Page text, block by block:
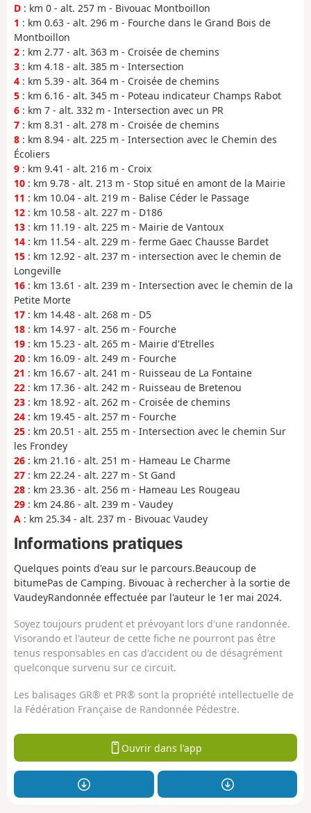
D : km 0 - alt. 257 m - Bivouac Montboillon
1 : km 0.63 - alt. 296 m - Fourche dans le Grand Bois de
Montboillon
2 : km 2.77 - alt. 363 m - Croisée de chemins
3 : km 4.18 - alt. 385 m - Intersection
4 : km 5.39 - alt. 364 m - Croisée de chemins
5 : km 6.16 - alt. 345 m - Poteau indicateur Champs Rabot
6 : km 7 - alt. 332 m - Intersection avec un PR
7 : km 8.31 - alt. 278 m - Croisée de chemins
8 : km 8.94 - alt. 225 m - Intersection avec le Chemin des
Écoliers
9 : km 9.41 - alt. 216 m - Croix
10 : km 9.78 - alt. 213 m - Stop situé en amont de la Mairie
11 : km 10.04 - alt. 219 m - Balise Céder le Passage
12 : km 10.58 - alt. 227 m - D186
13 : km 11.19 - alt. 225 m - Mairie de Vantoux
14 : km 11.54 - alt. 229 m - ferme Gaec Chausse Bardet
15 : km 12.92 - alt. 237 m - intersection avec le chemin de
Longeville
16 : km 13.61 - alt. 239 m - Intersection avec le chemin de la
Petite Morte
17 : km 14.48 - alt. 268 m - D5
18 : km 14.97 - alt. 256 m - Fourche
19 : km 15.23 - alt. 265 m - Mairie d'Etrelles
20 : km 16.09 - alt. 249 m - Fourche
21 : km 16.67 - alt. 241 m - Ruisseau de La Fontaine
22 : km 17.36 - alt. 242 m - Ruisseau de Bretenou
23 : km 18.92 - alt. 262 m - Croisée de chemins
24 : km 19.45 - alt. 257 m - Fourche
25 : km 20.51 - alt. 255 m - Intersection avec le chemin Sur
les Frondey
26 : km 21.16 - alt. 251 m - Hameau Le Charme
27 : km 22.24 - alt. 227 m - St Gand
28 : km 23.36 - alt. 256 m - Hameau Les Rougeau
29 : km 24.86 - alt. 239 m - Vaudey
A : km 25.34 - alt. 237 m - Bivouac Vaudey
Informations pratiques
Quelques points d'eau sur le parcours.Beaucoup de
bitumePas de Camping. Bivouac à rechercher à la sortie de
VaudeyRandonnée effectuée par l'auteur le 1er mai 2024.
Soyez toujours prudent et prévoyant lors d'une randonnée.
Visorando et l'auteur de cette fiche ne pourront pas être
tenus responsables en cas d'accident ou de désagrément
quelconque survenu sur ce circuit.
Les balisages GR® et PR® sont la propriété intellectuelle de
la Fédération Française de Randonnée Pédestre.
Ouvrir dans l'app